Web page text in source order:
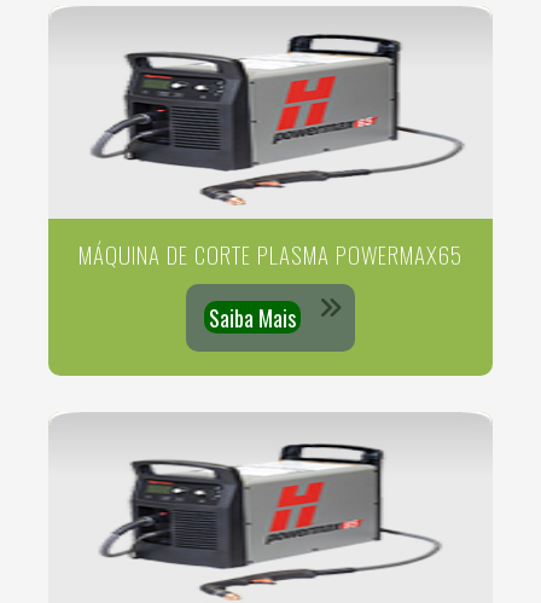
MÁQUINA DE CORTE PLASMA POWERMAX65
Saiba Mais